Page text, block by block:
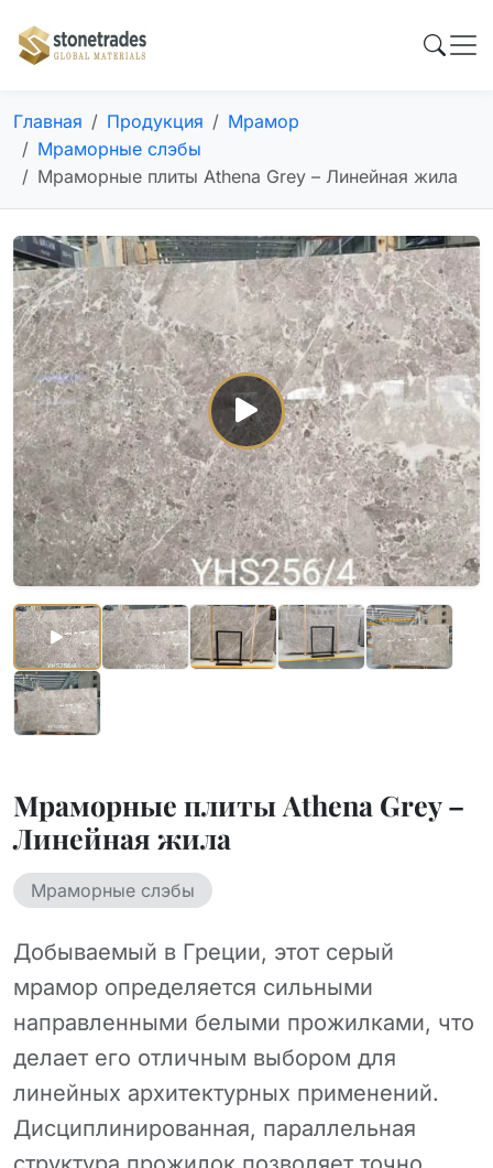
Главная Продукция
Мрамор
Мраморные слэбы
Мраморные плиты Athena Grey – Линейная жила
Мраморные плиты Athena Grey –
Линейная жила
Мраморные слэбы
Добываемый в Греции, этот серый
мрамор определяется сильными
направленными белыми прожилками, что
делает его отличным выбором для
линейных архитектурных применений.
Дисциплинированная, параллельная